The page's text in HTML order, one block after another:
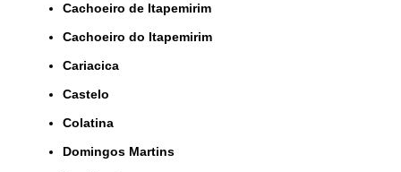
Cachoeiro de Itapemirim
Cachoeiro do Itapemirim
Cariacica
Castelo
Colatina
Domingos Martins